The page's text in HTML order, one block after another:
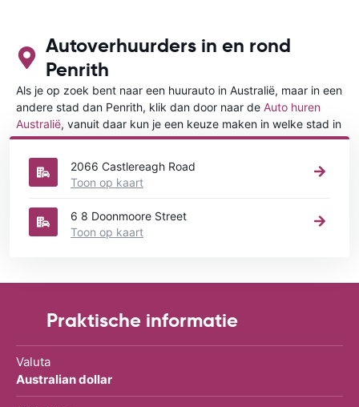
Autoverhuurders in en rond
Penrith
Als je op zoek bent naar een huurauto in Australië, maar in een
andere stad dan Penrith, klik dan door naar de Auto huren
Australië, vanuit daar kun je een keuze maken in welke stad in
Australië je een auto huren wilt.
2066 Castlereagh Road
Toon op kaart
6 8 Doonmoore Street
Toon op kaart
Praktische informatie
Valuta
Australian dollar